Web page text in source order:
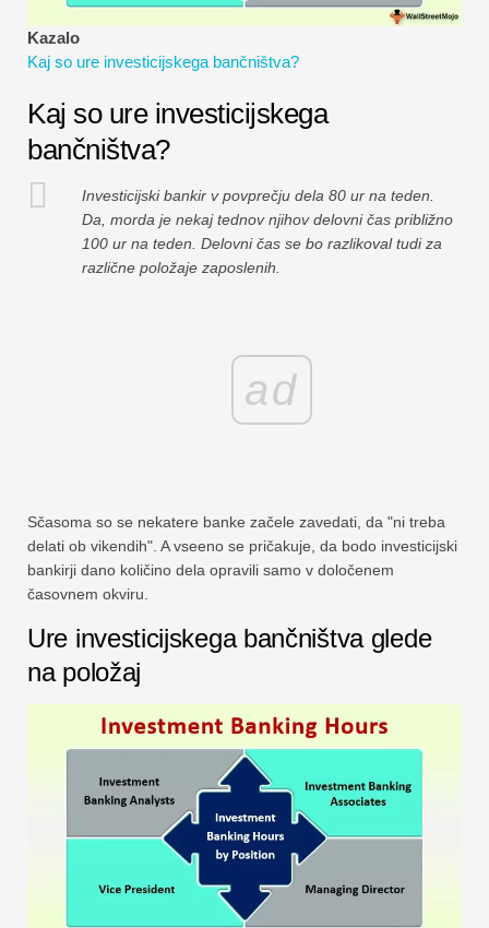
Polna oblika
Vadnice za obvladovanje tveganj
Kazalo
Kaj so ure investicijskega bančništva?
Kaj so ure investicijskega
bančništva?
Investicijski bankir v povprečju dela 80 ur na teden.
Da, morda je nekaj tednov njihov delovni čas približno
100 ur na teden. Delovni čas se bo razlikoval tudi za
različne položaje zaposlenih.
ad
Sčasoma so se nekatere banke začele zavedati, da "ni treba
delati ob vikendih". A vseeno se pričakuje, da bodo investicijski
bankirji dano količino dela opravili samo v določenem
časovnem okviru.
Ure investicijskega bančništva glede
na položaj